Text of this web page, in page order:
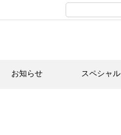
お知らせ スペシャ